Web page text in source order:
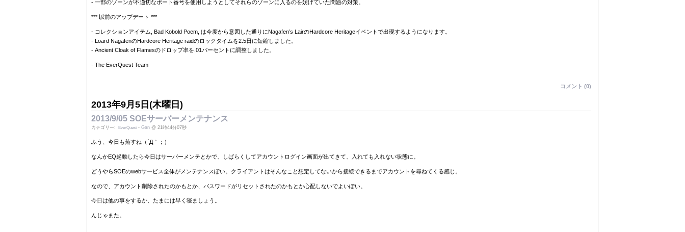
- 一部のゾーンが不適切なポート番号を使用しようとしてそれらのゾーンに入るのを妨げていた問題の対策。
*** 以前のアップデート ***
- コレクションアイテム, Bad Kobold Poem, は今度から意図した通りにNagafen’s LairのHardcore Heritageイベントで出現するようになります。
- Loard NagafenのHardcore Heritage raidのロックタイムを2.5日に短縮しました。
- Ancient Cloak of Flamesのドロップ率を.01パーセントに調整しました。
- The EverQuest Team
コメント (0)
2013年9月5日(木曜日)
2013/9/05 SOEサーバーメンテナンス
カテゴリー: EverQuest - Gan @ 21時44分07秒
ふう、今日も蒸すね（´Д｀；）
なんかEQ起動したら今日はサーバーメンテとかで、しばらくしてアカウントログイン画面が出てきて、入れても入れない状態に。
どうやらSOEのwebサービス全体がメンテナンスぽい。クライアントはそんなこと想定してないから接続できるまでアカウントを尋ねてくる感じ。
なので、アカウント削除されたのかもとか、パスワードがリセットされたのかもとか心配しないでよいぽい。
今日は他の事をするか、たまには早く寝ましょう。
んじゃまた。